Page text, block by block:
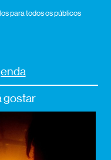
para todos os públicos
gostar